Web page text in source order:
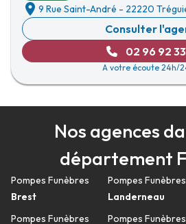
9 Rue Saint-André - 22220
Consulter
02 96 92 33
A votre écoute 24h/
Nos agences
département
Pompes Funèbres
Brest
Pompes Funèbres
Pompes Funèbres
Landerneau
Pompes Funèbres